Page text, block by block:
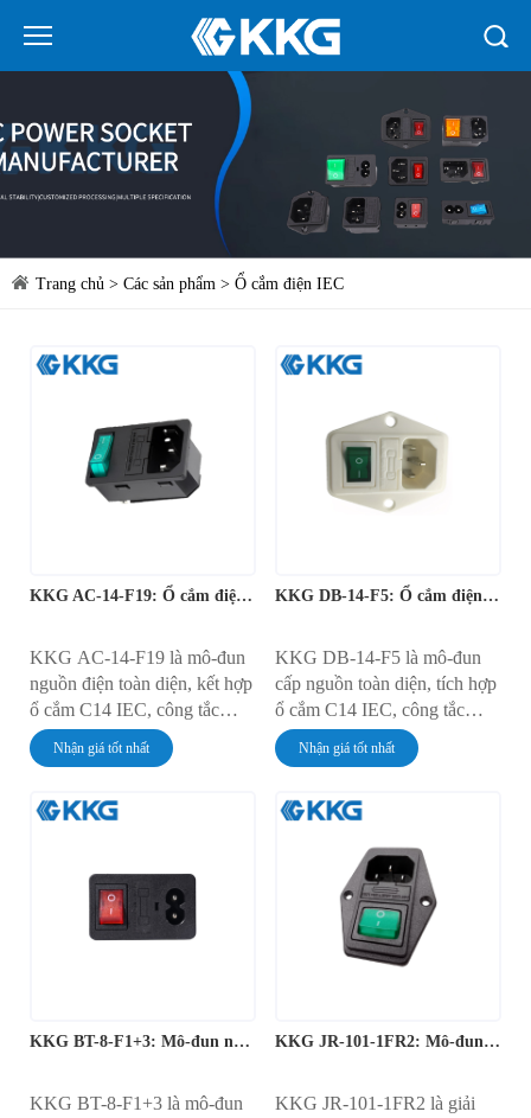
Trang chủ > Các sản phẩm > Ổ cắm điện IEC
KKG AC-14-F19: Ổ cắm điện tích hợp có công tắc và cầu chì
KKG AC-14-F19 là mô-đun
nguồn điện toàn diện, kết hợp
ổ cắm C14 IEC, công tắc
xoay 4 chân có đèn và giá đỡ
cầu chì bảo vệ thành một khối
đặt chắc chắn bằng vít, linh
cung cấp giao diện hoàn
chỉnh và đáng tin cậy cho
việc điều khiển và bảo vệ
Nhận giá tốt nhất
KKG DB-14-F5: Ổ cắm điện đa năng có cầu chì và công tắc
KKG DB-14-F5 là mô-đun
cấp nguồn toàn diện, tích hợp
ổ cắm C14 IEC, công tắc
xoay 4 chân có đèn và giá đỡ
cầu chì bảo vệ. Thiết bị lắp
định mức 10A ở điện áp
cung cấp một điểm tập trung,
an toàn cho việc điều khiển
nguồn và bảo vệ mạch trong
thiết bị điện tử.
Nhận giá tốt nhất
KKG BT-8-F1+3: Mô-đun nguồn IEC lắp vít
KKG BT-8-F1+3 là mô-đun
KKG JR-101-1FR2: Mô-đun nguồn IEC tích hợp có công tắc
KKG JR-101-1FR2 là giải